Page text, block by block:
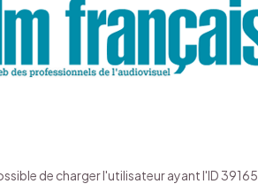
de charger l'utilisateur ayant l'ID 39165